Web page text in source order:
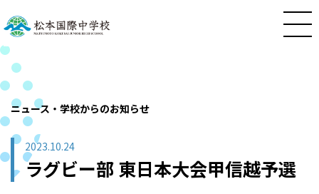
ニュース・学校からのお知らせ
2023.10.24
ラグビー部 東日本大会甲信越予選